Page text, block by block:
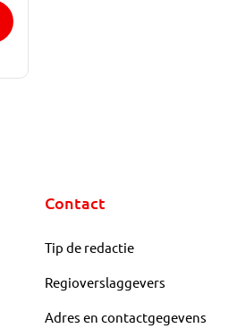
Contact
Tip de redactie
Regioverslaggevers
Adres en contactgegevens